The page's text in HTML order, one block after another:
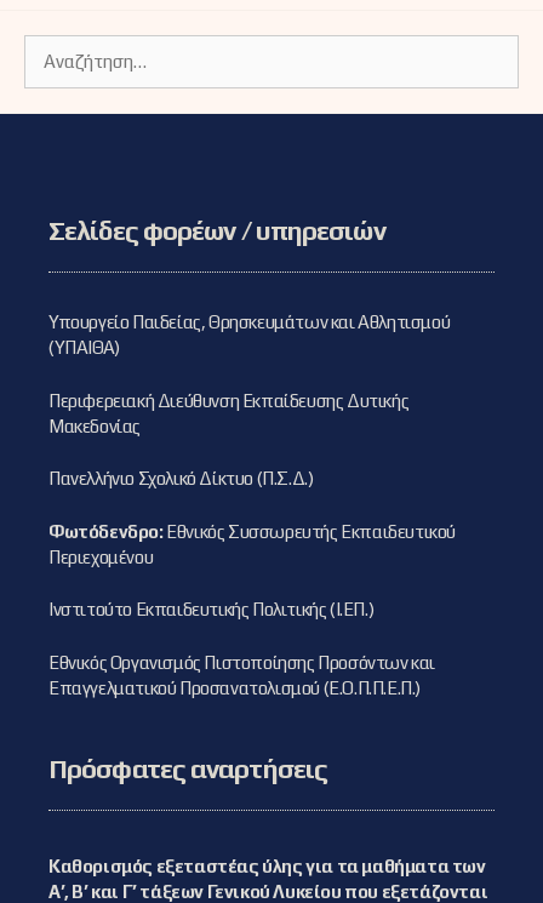
για:
Σελίδες φορέων / υπηρεσιών
Υπουργείο Παιδείας, Θρησκευμάτων και Αθλητισμού
(ΥΠΑΙΘΑ)
Περιφερειακή Διεύθυνση Εκπαίδευσης Δυτικής
Μακεδονίας
Πανελλήνιο Σχολικό Δίκτυο (Π.Σ.Δ.)
Φωτόδενδρο:Εθνικός Συσσωρευτής Εκπαιδευτικού
Περιεχομένου
Ινστιτούτο Εκπαιδευτικής Πολιτικής (Ι.ΕΠ.)
Εθνικός Οργανισμός Πιστοποίησης Προσόντων και
Επαγγελματικού Προσανατολισμού (Ε.Ο.Π.Π.Ε.Π.)
Πρόσφατες αναρτήσεις
Καθορισμός εξεταστέας ύλης για τα μαθήματα των
Α’, Β’ και Γ’ τάξεων Γενικού Λυκείου που εξετάζονται